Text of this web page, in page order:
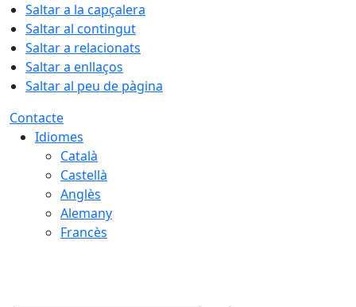
Saltar a la capçalera
Saltar al contingut
Saltar a relacionats
Saltar a enllaços
Saltar al peu de pàgina
Contacte
Idiomes
Català
Castellà
Anglès
Alemany
Francès